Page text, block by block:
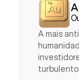
A mais